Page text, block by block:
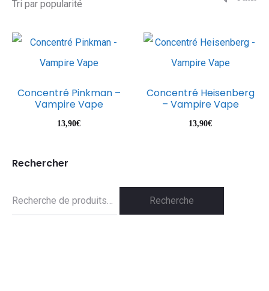
Concentré Pinkman –
Vampire Vape
13,90€
Concentré Heisenberg
– Vampire Vape
13,90€
Rechercher
Recherche
Recherche